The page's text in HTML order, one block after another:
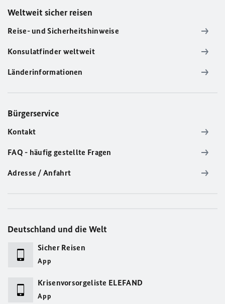
Weltweit sicher reisen
Reise- und Sicherheitshinweise
Konsulatfinder weltweit
Länderinformationen
Bürgerservice
Kontakt
FAQ - häufig gestellte Fragen
Adresse / Anfahrt
Deutschland und die Welt
Sicher Reisen
App
Krisenvorsorgeliste ELEFAND
App